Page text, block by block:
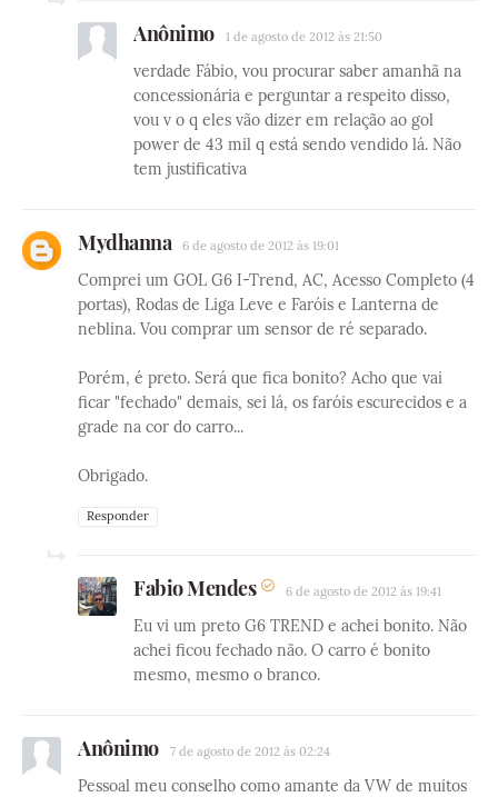
Anônimo 1 de agosto de 2012 às 21:50
verdade Fábio, vou procurar saber amanhã na
concessionária e perguntar a respeito disso,
vou v o q eles vão dizer em relação ao gol
power de 43 mil q está sendo vendido lá. Não
tem justificativa
Mydhanna 6 de agosto de 2012 às 19:01
Comprei um GOL G6 I-Trend, AC, Acesso Completo (4
portas), Rodas de Liga Leve e Faróis e Lanterna de
neblina. Vou comprar um sensor de ré separado.
Porém, é preto. Será que fica bonito? Acho que vai
ficar "fechado" demais, sei lá, os faróis escurecidos e a
grade na cor do carro...
Obrigado.
Responder
Fabio Mendes 6 de agosto de 2012 às 19:41
Eu vi um preto G6 TREND e achei bonito. Não
achei ficou fechado não. O carro é bonito
mesmo, mesmo o branco.
Anônimo 7 de agosto de 2012 às 02:24
Pessoal meu conselho como amante da VW de muitos